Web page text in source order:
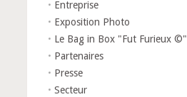
Entreprise
Exposition Photo
Le Bag in Box "Fut Furieux ©"
Partenaires
Presse
Secteur